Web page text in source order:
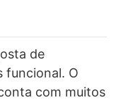
de
funcional. O
com muitos